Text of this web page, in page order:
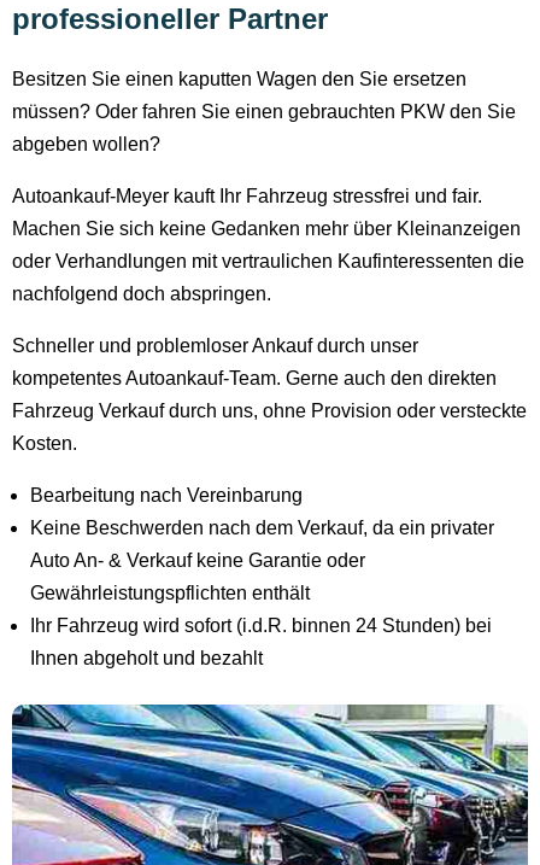
professioneller Partner
Besitzen Sie einen kaputten Wagen den Sie ersetzen
müssen? Oder fahren Sie einen gebrauchten PKW den Sie
abgeben wollen?
Autoankauf-Meyer kauft Ihr Fahrzeug stressfrei und fair.
Machen Sie sich keine Gedanken mehr über Kleinanzeigen
oder Verhandlungen mit vertraulichen Kaufinteressenten die
nachfolgend doch abspringen.
Schneller und problemloser Ankauf durch unser
kompetentes Autoankauf-Team. Gerne auch den direkten
Fahrzeug Verkauf durch uns, ohne Provision oder versteckte
Kosten.
Bearbeitung nach Vereinbarung
Keine Beschwerden nach dem Verkauf, da ein privater
Auto An- & Verkauf keine Garantie oder
Gewährleistungspflichten enthält
Ihr Fahrzeug wird sofort (i.d.R. binnen 24 Stunden) bei
Ihnen abgeholt und bezahlt